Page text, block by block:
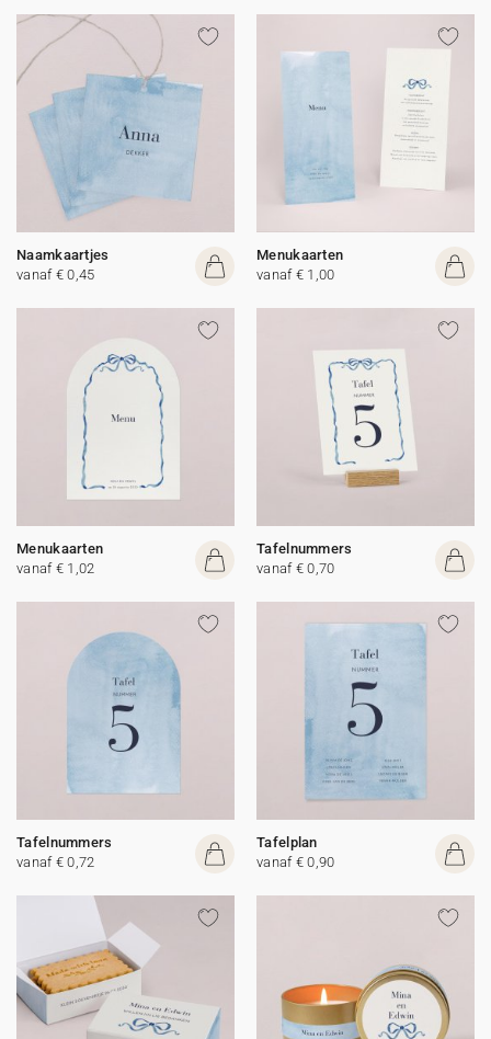
Naamkaartjes
vanaf € 0,45
Menukaarten
vanaf € 1,00
Menukaarten
vanaf € 1,02
Tafelnummers
vanaf € 0,70
Tafelnummers
vanaf € 0,72
Tafelplan
vanaf € 0,90